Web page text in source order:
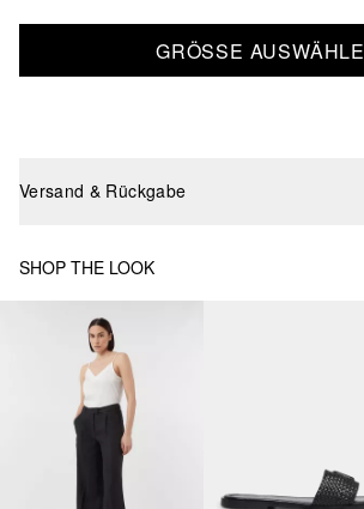
GRÖSSE AUSWÄHLEN
Versand & Rückgabe
SHOP THE LOOK